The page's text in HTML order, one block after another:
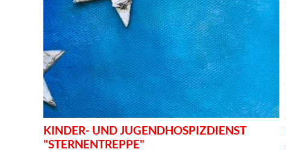
KINDER- UND JUGENDHOSPIZDIENST
"STERNENTREPPE"